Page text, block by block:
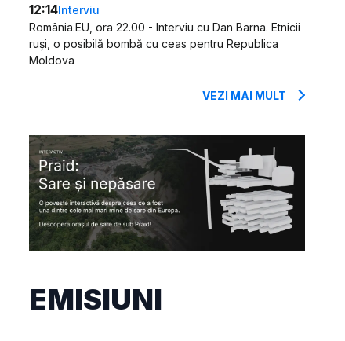
12:14Interviu
România.EU, ora 22.00 - Interviu cu Dan Barna. Etnicii
ruși, o posibilă bombă cu ceas pentru Republica
Moldova
VEZI MAI MULT
EMISIUNI